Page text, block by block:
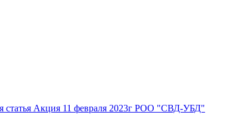
Акция 11 февраля 2023г РОО "СВД-УБД"